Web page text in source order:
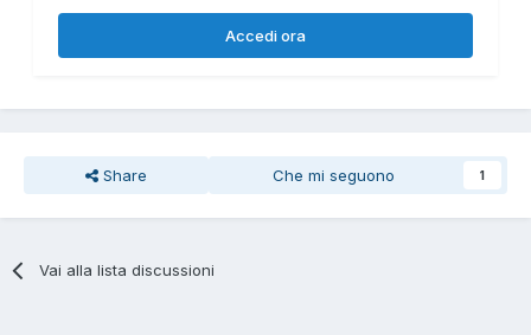
Accedi ora
Share Che mi seguono 1
Vai alla lista discussioni